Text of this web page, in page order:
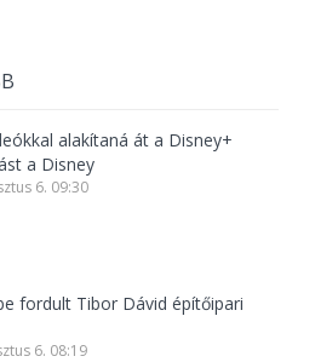
alakítaná át a Disney+
a Disney
6. 09:30
fordult Tibor Dávid építőipari
6. 08:19